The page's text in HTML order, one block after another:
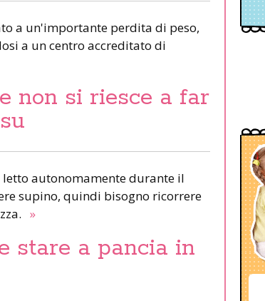
a un'importante perdita di peso,
a un centro accreditato di
non si riesce a far
autonomamente durante il
supino, quindi bisogno ricorrere
»
stare a pancia in